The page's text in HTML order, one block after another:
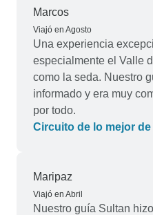
era falsa, lo cual no
impresión de que a
absoluto.
Marcos
Viajó en Agosto
Una experiencia
especialmente el Valle
como la seda. Nuestro
informado y era muy
por todo.
Circuito de lo mejor
Maripaz
Viajó en Abril
Nuestro guía Sultan